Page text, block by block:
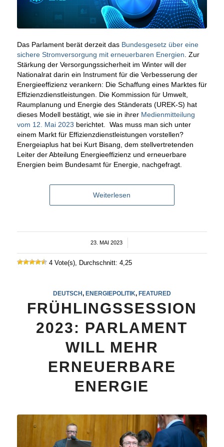
Das Parlament berät derzeit das Bundesgesetz über eine
sichere Stromversorgung mit erneuerbaren Energien . Zur
Stärkung der Versorgungssicherheit im Winter will der
Nationalrat darin ein Instrument für die Verbesserung der
Energieeffizienz verankern: Die Schaffung eines Marktes für
Effizienzdienstleistungen. Die Kommission für Umwelt,
Raumplanung und Energie des Ständerats (UREK-S) hat
dieses Modell bestätigt, wie sie in ihrer Medienmitteilung
vom 12. Mai 2023 berichtet. Was muss man sich unter
einem Markt für Effizienzdienstleistungen vorstellen?
Energeiaplus hat bei Kurt Bisang, dem stellvertretenden
Leiter der Abteilung Energieeffizienz und erneuerbare
Energien beim Bundesamt für Energie, nachgefragt.
Weiterlesen
23. MAI 2023
/
4 Vote(s), Durchschnitt: 4,25
DEUTSCH, ENERGIEPOLITIK, FEATURED
FRÜHLINGSSESSION
2023: PARLAMENT
WILL MEHR
ERNEUERBARE
ENERGIE